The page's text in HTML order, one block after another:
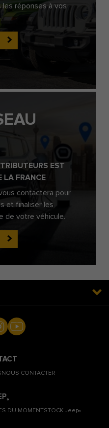
réponses à vos
EST
LA FRANCE
contactera pour
et finaliser les
de votre véhicule.
NOUS CONTACTER
®
DU MOMENTSTOCK Jeep®